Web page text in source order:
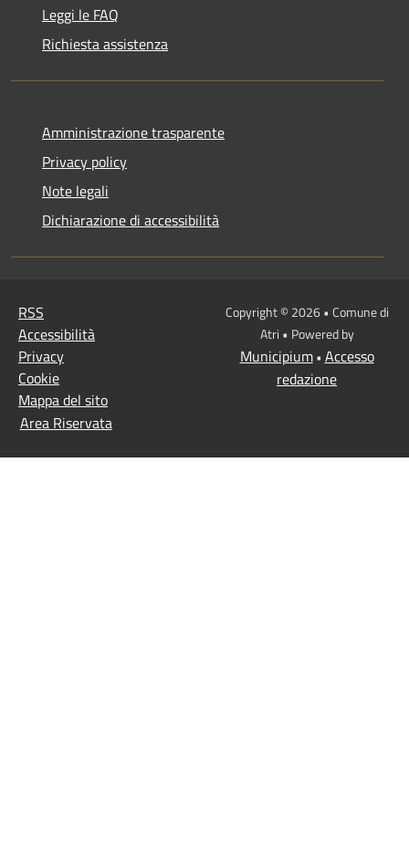
Leggi le FAQ
Richiesta assistenza
Amministrazione trasparente
Privacy policy
Note legali
Dichiarazione di accessibilità
RSS
Accessibilità
Privacy
Cookie
Mappa del sito
Area Riservata
Copyright © 2026 • Comune di
Atri • Powered by
Municipium• Accesso
redazione